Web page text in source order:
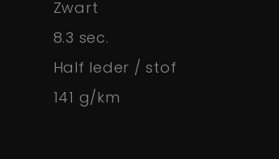
Zwart
8.3 sec.
Half leder / stof
141 g/km